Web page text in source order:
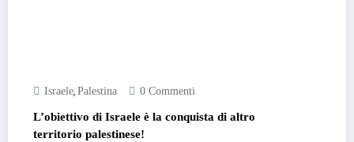
Israele, Palestina 0 Commenti
L’obiettivo di Israele è la conquista di altro
territorio palestinese!